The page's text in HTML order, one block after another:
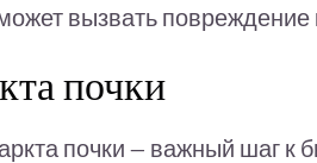
вызвать
почки
почки — важный шаг к